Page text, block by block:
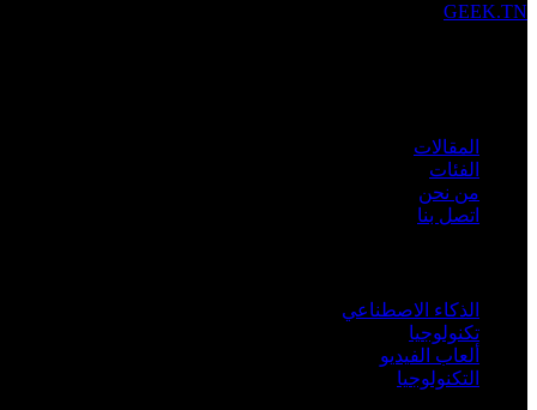
GEEK.TN
المقالات
الفئات
من نحن
اتصل بنا
الذكاء الاصطناعي
تكنولوجيا
ألعاب الفيديو
التكنولوجيا